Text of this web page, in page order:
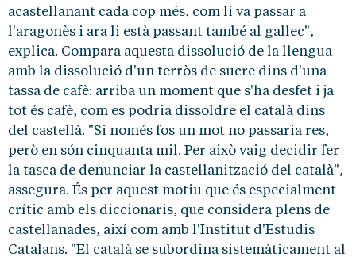
acastellanant cada cop més, com li va passar a
l'aragonès i ara li està passant també al gallec",
explica. Compara aquesta dissolució de la llengua
amb la dissolució d'un terròs de sucre dins d'una
tassa de cafè: arriba un moment que s'ha desfet i ja
tot és cafè, com es podria dissoldre el català dins
del castellà. "Si només fos un mot no passaria res,
però en són cinquanta mil. Per això vaig decidir fer
la tasca de denunciar la castellanització del català",
assegura. És per aquest motiu que és especialment
crític amb els diccionaris, que considera plens de
castellanades, així com amb l'Institut d'Estudis
Catalans. "El català se subordina sistemàticament al